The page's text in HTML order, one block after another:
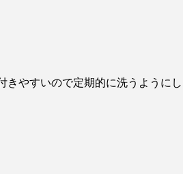
きやすいので定期的に洗うようにし